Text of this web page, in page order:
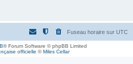
Fuseau horaire sur UTC
® Forum Software © phpBB Limited
officielle ©Miles Cellar